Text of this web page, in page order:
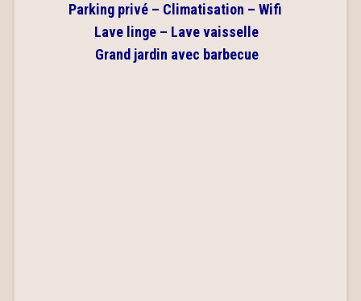
Parking privé – Climatisation – Wifi
Lave linge – Lave vaisselle
Grand jardin avec barbecue